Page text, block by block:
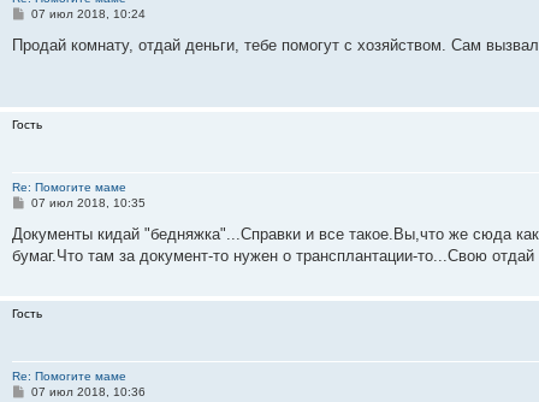
С
о
е
07 июл 2018, 10:24
Продай комнату, отдай деньги, тебе помогут с хозяйством. Сам
Гость
Re: Помогите маме
С
о
щ
и
е
07 июл 2018, 10:35
Документы кидай "бедняжка"...Справки и все такое.Вы,что же сюда
бумаг.Что там за документ-то нужен о трансплантации-то...Свою
Гость
Re: Помогите маме
С07 июл 2018, 10:36